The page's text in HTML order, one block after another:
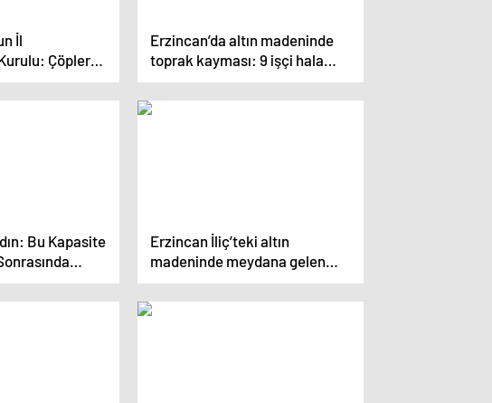
İl
Çöpler
İşletmesi
Erzincan’da altın madeninde
toprak kayması: 9 işçi hala
kayıp
Bu Kapasite
Meydana
Erzincan İliç’teki altın
madeninde meydana gelen
facia için Meclis Araştırması
açılacak